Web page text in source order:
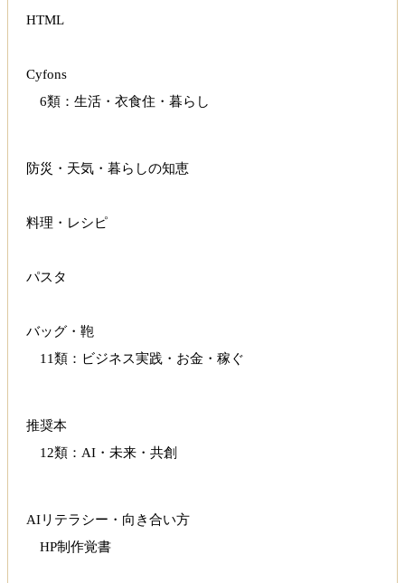
HTML
Cyfons
6類：生活・衣食住・暮らし
防災・天気・暮らしの知恵
料理・レシピ
パスタ
バッグ・鞄
11類：ビジネス実践・お金・稼ぐ
推奨本
12類：AI・未来・共創
AIリテラシー・向き合い方
HP制作覚書